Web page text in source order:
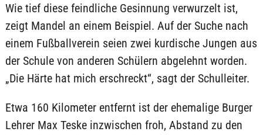
Wie tief diese feindliche Gesinnung verwurzelt ist,
zeigt Mandel an einem Beispiel. Auf der Suche nach
einem Fußballverein seien zwei kurdische Jungen aus
der Schule von anderen Schülern abgelehnt worden.
„Die Härte hat mich erschreckt“, sagt der Schulleiter.
Etwa 160 Kilometer entfernt ist der ehemalige Burger
Lehrer Max Teske inzwischen froh, Abstand zu den